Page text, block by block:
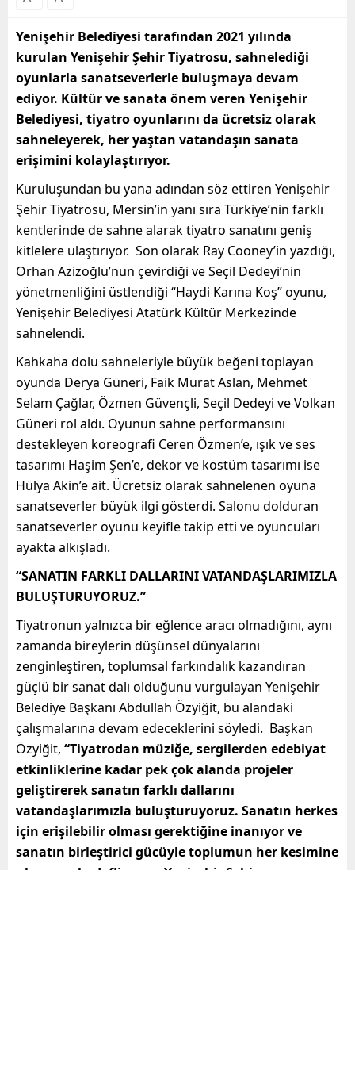
Yenişehir Belediyesi tarafından 2021 yılında
kurulan Yenişehir Şehir Tiyatrosu, sahnelediği
oyunlarla sanatseverlerle buluşmaya devam
ediyor. Kültür ve sanata önem veren Yenişehir
Belediyesi, tiyatro oyunlarını da ücretsiz olarak
sahneleyerek, her yaştan vatandaşın sanata
erişimini kolaylaştırıyor.
Kuruluşundan bu yana adından söz ettiren Yenişehir
Şehir Tiyatrosu, Mersin’in yanı sıra Türkiye’nin farklı
kentlerinde de sahne alarak tiyatro sanatını geniş
kitlelere ulaştırıyor. Son olarak Ray Cooney’in yazdığı,
Orhan Azizoğlu’nun çevirdiği ve Seçil Dedeyi’nin
yönetmenliğini üstlendiği “Haydi Karına Koş” oyunu,
Yenişehir Belediyesi Atatürk Kültür Merkezinde
sahnelendi.
Kahkaha dolu sahneleriyle büyük beğeni toplayan
oyunda Derya Güneri, Faik Murat Aslan, Mehmet
Selam Çağlar, Özmen Güvençli, Seçil Dedeyi ve Volkan
Güneri rol aldı. Oyunun sahne performansını
destekleyen koreografi Ceren Özmen’e, ışık ve ses
tasarımı Haşim Şen’e, dekor ve kostüm tasarımı ise
Hülya Akin’e ait. Ücretsiz olarak sahnelenen oyuna
sanatseverler büyük ilgi gösterdi. Salonu dolduran
sanatseverler oyunu keyifle takip etti ve oyuncuları
ayakta alkışladı.
“SANATIN FARKLI DALLARINI VATANDAŞLARIMIZLA
BULUŞTURUYORUZ.”
Tiyatronun yalnızca bir eğlence aracı olmadığını, aynı
zamanda bireylerin düşünsel dünyalarını
zenginleştiren, toplumsal farkındalık kazandıran
güçlü bir sanat dalı olduğunu vurgulayan Yenişehir
Belediye Başkanı Abdullah Özyiğit, bu alandaki
çalışmalarına devam edeceklerini söyledi. Başkan
Özyiğit, “Tiyatrodan müziğe, sergilerden edebiyat
etkinliklerine kadar pek çok alanda projeler
geliştirerek sanatın farklı dallarını
vatandaşlarımızla buluşturuyoruz. Sanatın herkes
için erişilebilir olması gerektiğine inanıyor ve
sanatın birleştirici gücüyle toplumun her kesimine
ulaşmayı hedefliyoruz. Yenişehir Şehir